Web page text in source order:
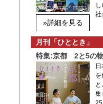
»詳細を見る
社
月刊「ひととき」
特集:京都 2と5の
を
集